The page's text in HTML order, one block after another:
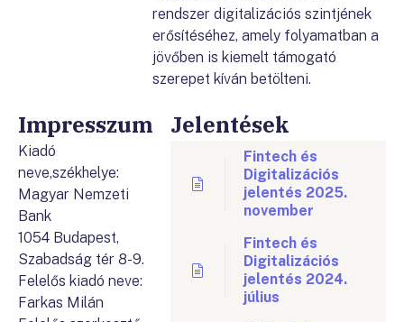
rendszer digitalizációs szintjének
erősítéséhez, amely folyamatban a
jövőben is kiemelt támogató
szerepet kíván betölteni.
Impresszum
Kiadó
neve,székhelye:
Magyar Nemzeti
Bank
1054 Budapest,
Szabadság tér 8-9.
Felelős kiadó neve:
Farkas Milán
Jelentések
Fintech és
Digitalizációs
jelentés 2025.
november
Fintech és
Digitalizációs
jelentés 2024.
július